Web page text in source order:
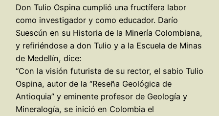
Don Tulio Ospina cumplió una fructífera labor
como investigador y como educador. Darío
Suescún en su Historia de la Minería Colombiana,
y refiriéndose a don Tulio y a la Escuela de Minas
de Medellín, dice:
“Con la visión futurista de su rector, el sabio Tulio
Ospina, autor de la “Reseña Geológica de
Antioquia” y eminente profesor de Geología y
Mineralogía, se inició en Colombia el